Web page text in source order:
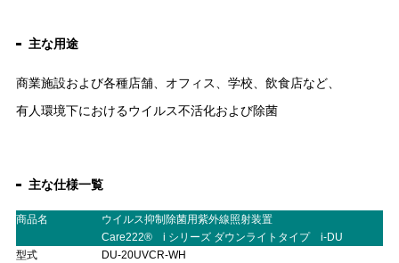
主な用途
商業施設および各種店舗、オフィス、学校、飲食店など、
有人環境下におけるウイルス不活化および除菌
主な仕様一覧
商品名
ウイルス抑制除菌用紫外線照射装置
Care222® i シリーズ ダウンライトタイプ i-DU
型式
DU-20UVCR-WH